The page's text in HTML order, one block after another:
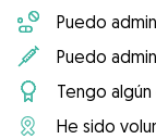
Puedo
Puedo
Tengo
He sido